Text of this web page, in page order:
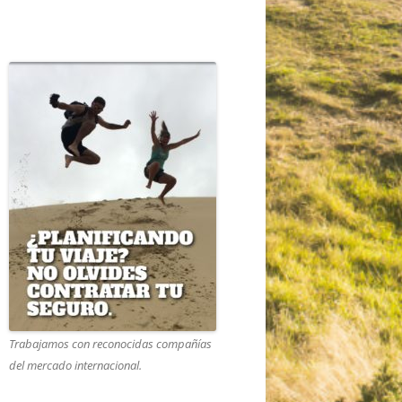
Trabajamos con reconocidas compañías
del mercado internacional.